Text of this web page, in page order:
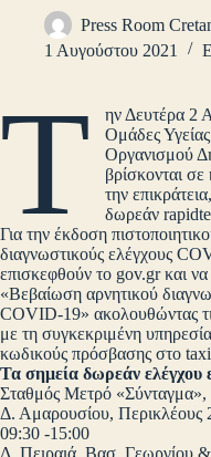
Press Room
1 Αυγούστου 2021
Τ
ην Δευτέρα 2
Ομάδες
Οργανισμού
βρίσκονται
την
δωρεάν
Για την έκδοση
διαγνωστικούς ελέγχους
επισκεφθούν το gov.gr και
«Βεβαίωση αρνητικού
COVID-19» ακολουθώντας
με τη συγκεκριμένη
κωδικούς πρόσβασης στο
Τα σημεία δωρεάν ελέγχου
Σταθμός Μετρό
Δ. Αμαρουσίου,
09:30 -15:00
Δ. Πειραιά, Βασ.